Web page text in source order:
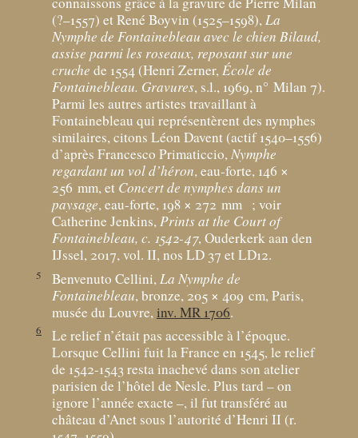
(?–1557) et René Boyvin (1525–1598),La
Nymphe de Fontainebleau avec le chien Bilaud,
assise parmi les roseaux, reposant sur une
cruche de 1554 (Henri Zerner,École de
Fontainebleau. Gravures, s.l., 1969, n° Milan 7).
Parmi les autres artistes travaillant à
Fontainebleau qui représentèrent des nymphes
similaires, citons Léon Davent (actif 1540–1556)
d’après Francesco Primaticcio,Nymphe
regardant un vol d’héron, eau-forte, 146 ×
256 mm, et Concert de nymphes dans un
paysage, eau-forte, 198 × 272 mm ; voir
Catherine Jenkins,Prints at the Court of
Fontainebleau, c. 1542-47, Ouderkerk aan den
IJssel, 2017, vol. II, nos LD 37 et LD12.
5 Benvenuto Cellini,La Nymphe de
Fontainebleau, bronze, 205 × 409 cm, Paris,
musée du Louvre,inv. MR 1706.
6
Le relief n’était pas accessible à l’époque.
Lorsque Cellini fuit la France en 1545, le relief
de 1542-1543 resta inachevé dans son atelier
parisien de l’hôtel de Nesle. Plus tard – on
ignore l’année exacte –, il fut transféré au
château d’Anet sous l’autorité d’Henri II (r.